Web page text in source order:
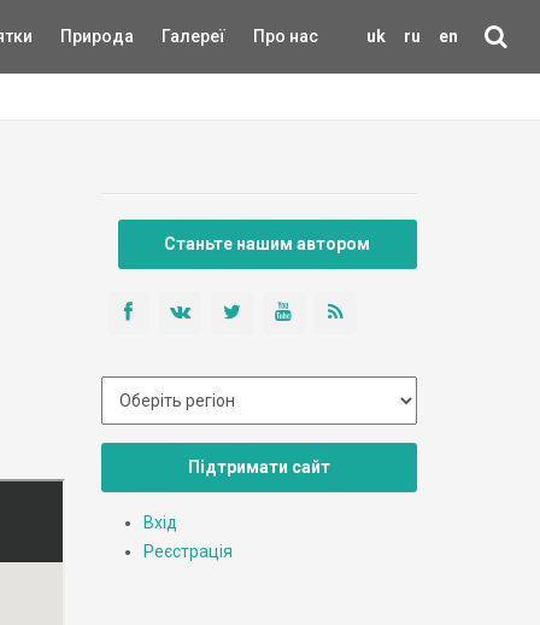
uk ru en
Природа Галереї Про нас
Станьте нашим автором
Підтримати сайт
Вхід
Реєстрація